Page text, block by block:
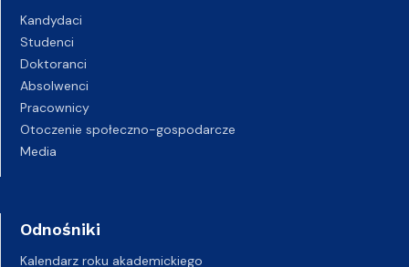
Kandydaci
Studenci
Doktoranci
Absolwenci
Pracownicy
Otoczenie społeczno-gospodarcze
Media
Odnośniki
Kalendarz roku akademickiego